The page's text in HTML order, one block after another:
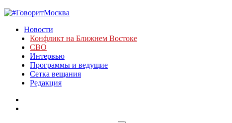
Новости
Конфликт на Ближнем Востоке
СВО
Интервью
Программы и ведущие
Сетка вещания
Редакция